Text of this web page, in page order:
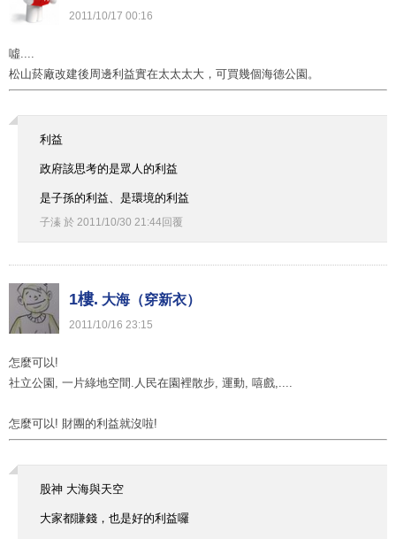
2011 /10/17 00:16
噓....
松山菸廠改建後周邊利益實在太太太大，可買幾個海德公園。
利益
政府該思考的是眾人的利益
是子孫的利益、是環境的利益
子溱 於 2011 /10/30 21 :44回覆
1樓. 大海（穿新衣）
2011 /10/16 23:15
怎麼可以!
社立公園, 一片綠地空間.人民在園裡散步, 運動, 嘻戲,....
怎麼可以! 財團的利益就沒啦!
股神 大海與天空
大家都賺錢，也是好的利益囉